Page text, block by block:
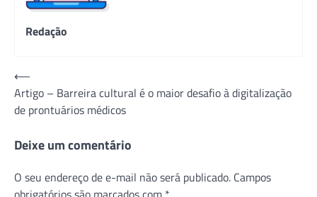
Redação
Navegação
de
Post
⟵
Artigo – Barreira cultural é o maior desafio à digitalização
de prontuários médicos
Deixe um comentário
O seu endereço de e-mail não será publicado. Campos